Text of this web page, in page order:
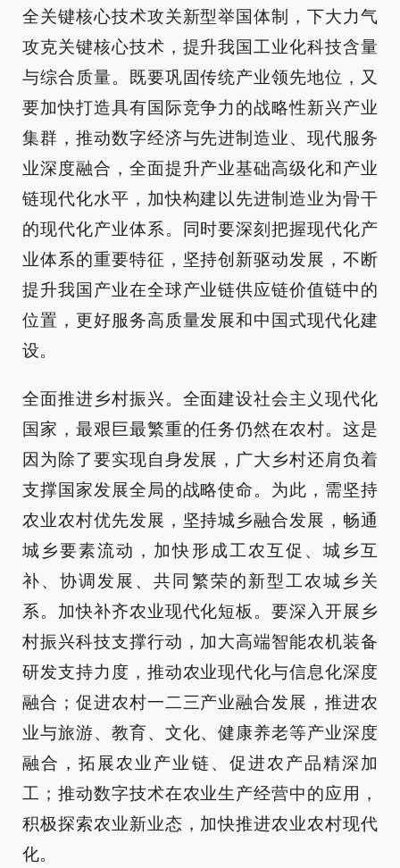
全关键核心技术攻关新型举国体制，下大力气
攻克关键核心技术，提升我国工业化科技含量
与综合质量。既要巩固传统产业领先地位，又
要加快打造具有国际竞争力的战略性新兴产业
集群，推动数字经济与先进制造业、现代服务
业深度融合，全面提升产业基础高级化和产业
链现代化水平，加快构建以先进制造业为骨干
的现代化产业体系。同时要深刻把握现代化产
业体系的重要特征，坚持创新驱动发展，不断
提升我国产业在全球产业链供应链价值链中的
位置，更好服务高质量发展和中国式现代化建
设。
全面推进乡村振兴。全面建设社会主义现代化
国家，最艰巨最繁重的任务仍然在农村。这是
因为除了要实现自身发展，广大乡村还肩负着
支撑国家发展全局的战略使命。为此，需坚持
农业农村优先发展，坚持城乡融合发展，畅通
城乡要素流动，加快形成工农互促、城乡互
补、协调发展、共同繁荣的新型工农城乡关
系。加快补齐农业现代化短板。要深入开展乡
村振兴科技支撑行动，加大高端智能农机装备
研发支持力度，推动农业现代化与信息化深度
融合；促进农村一二三产业融合发展，推进农
业与旅游、教育、文化、健康养老等产业深度
融合，拓展农业产业链、促进农产品精深加
工；推动数字技术在农业生产经营中的应用，
积极探索农业新业态，加快推进农业农村现代
化。